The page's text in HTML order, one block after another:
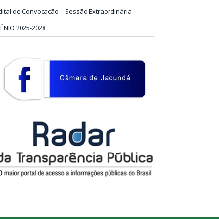
de Convocação – Sessão Extraordinária
2025-2028